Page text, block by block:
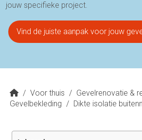
jouw specifieke project.
Vind de juiste aanpak voor jouw
/ Voor thuis / Gevelrenovatie &
Gevelbekleding / Dikte isolatie